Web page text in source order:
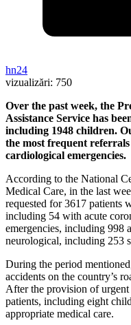
hn24
vizualizări: 750
Over the past week, the
Assistance Service has
including 1948 children.
the most frequent
cardiological emergencies.
According to the National
Medical Care, in the last
requested for 3617 patients
including 54 with acute
emergencies, including 998
neurological, including 253
During the period
accidents on the country’s
After the provision of urgent
patients, including eight
appropriate medical care.